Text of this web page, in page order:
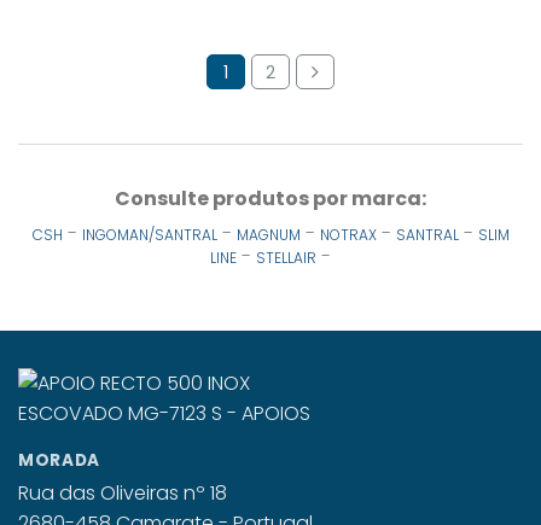
1 2
Consulte produtos por marca:
CSH - INGOMAN/SANTRAL- MAGNUM - NOTRAX- SANTRAL- SLIM
LINE - STELLAIR -
MORADA
Rua das Oliveiras nº 18